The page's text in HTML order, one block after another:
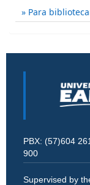
Para
PBX: (57)604
900
Supervised by